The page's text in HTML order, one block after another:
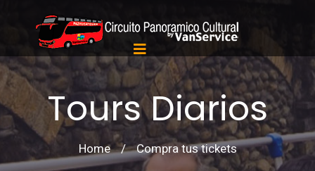
Tours Diarios
Home / Compra tus tickets